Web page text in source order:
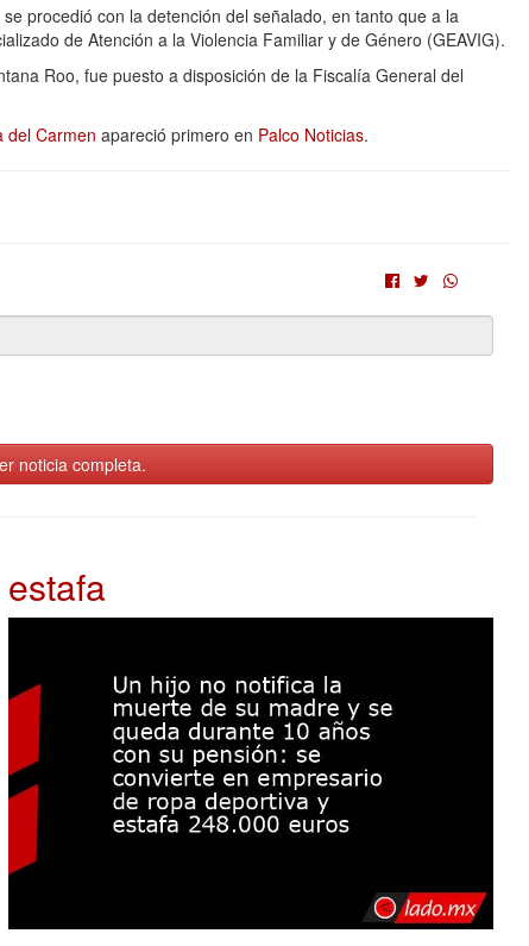
procedió con la detención del señalado, en tanto que a la
de Atención a la Violencia Familiar y de Género (GEAVIG).
Roo, fue puesto a disposición de la Fiscalía General del
del Carmen apareció primero en Palco Noticias.
noticia completa.
estafa